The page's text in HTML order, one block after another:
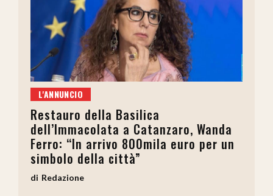
L'ANNUNCIO
Restauro della Basilica
dell’Immacolata a Catanzaro, Wanda
Ferro: “In arrivo 800mila euro per un
simbolo della città”
Redazione